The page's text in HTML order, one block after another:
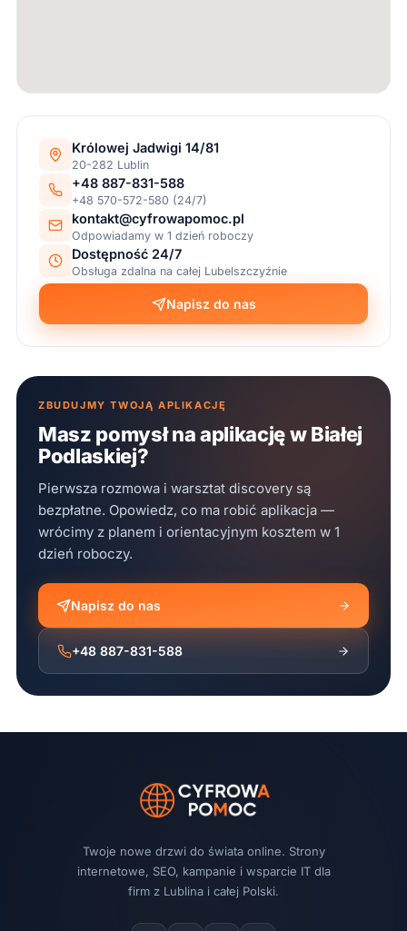
Królowej Jadwigi 14/81
20-282 Lublin
+48 887-831-588
+48 570-572-580 (24/7)
kontakt@cyfrowapomoc.pl
Odpowiadamy w 1 dzień roboczy
Dostępność 24/7
Obsługa zdalna na całej Lubelszczyźnie
Napisz do nas
ZBUDUJMY TWOJĄ APLIKACJĘ
Masz pomysł na aplikację w Białej
Podlaskiej?
Pierwsza rozmowa i warsztat discovery są
bezpłatne. Opowiedz, co ma robić aplikacja —
wrócimy z planem i orientacyjnym kosztem w 1
dzień roboczy.
Napisz do nas
+48 887-831-588
Twoje nowe drzwi do świata online. Strony
internetowe, SEO, kampanie i wsparcie IT dla
firm z Lublina i całej Polski.